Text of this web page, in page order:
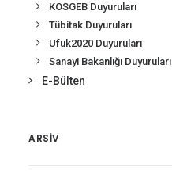
KOSGEB Duyuruları
Tübitak Duyuruları
Ufuk2020 Duyuruları
Sanayi Bakanlığı Duyuruları
E-Bülten
ARSIV